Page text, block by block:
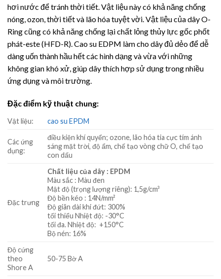
hơi nước để tránh thời tiết. Vật liệu này có khả năng chống
nóng, ozon, thời tiết và lão hóa tuyệt vời. Vật liệu của dây O-
Ring cũng có khả năng chống lại chất lỏng thủy lực gốc phốt
phát-este (HFD-R). Cao su EDPM làm cho dây đủ dẻo để dễ
dàng uốn thành hầu hết các hình dạng và vừa với những
không gian khó xử, giúp dây thích hợp sử dụng trong nhiều
ứng dụng và môi trường.
Đặc điểm kỹ thuật chung:
Vật liệu: cao su EPDM
Các ứng
dụng:
điều kiện khí quyển; ozone, lão hóa tia cực tím ánh
sáng mặt trời, độ ẩm, chế tạo vòng chữ O, chế tạo
con dấu
Đặc trưng
Chất liệu của dây : EPDM
Màu sắc : Màu đen
Mật độ (trọng lượng riêng): 1,5g/cm³
Độ bền kéo : 14N/mm²
Độ giãn dài khi đứt: 300%
tối thiểu Nhiệt độ: -30°C
tối đa. Nhiệt độ: +150°C
Bộ nén: 16%
Độ cứng
theo
Shore A
50-75 Bờ A